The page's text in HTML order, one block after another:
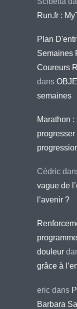
Run.fr :
Plan
Semaines
Coureurs
dans
semaines
Marathon
progresser
Cédric
vague de
l’avenir ?
douleur
grâce à
eric dans
Barbara